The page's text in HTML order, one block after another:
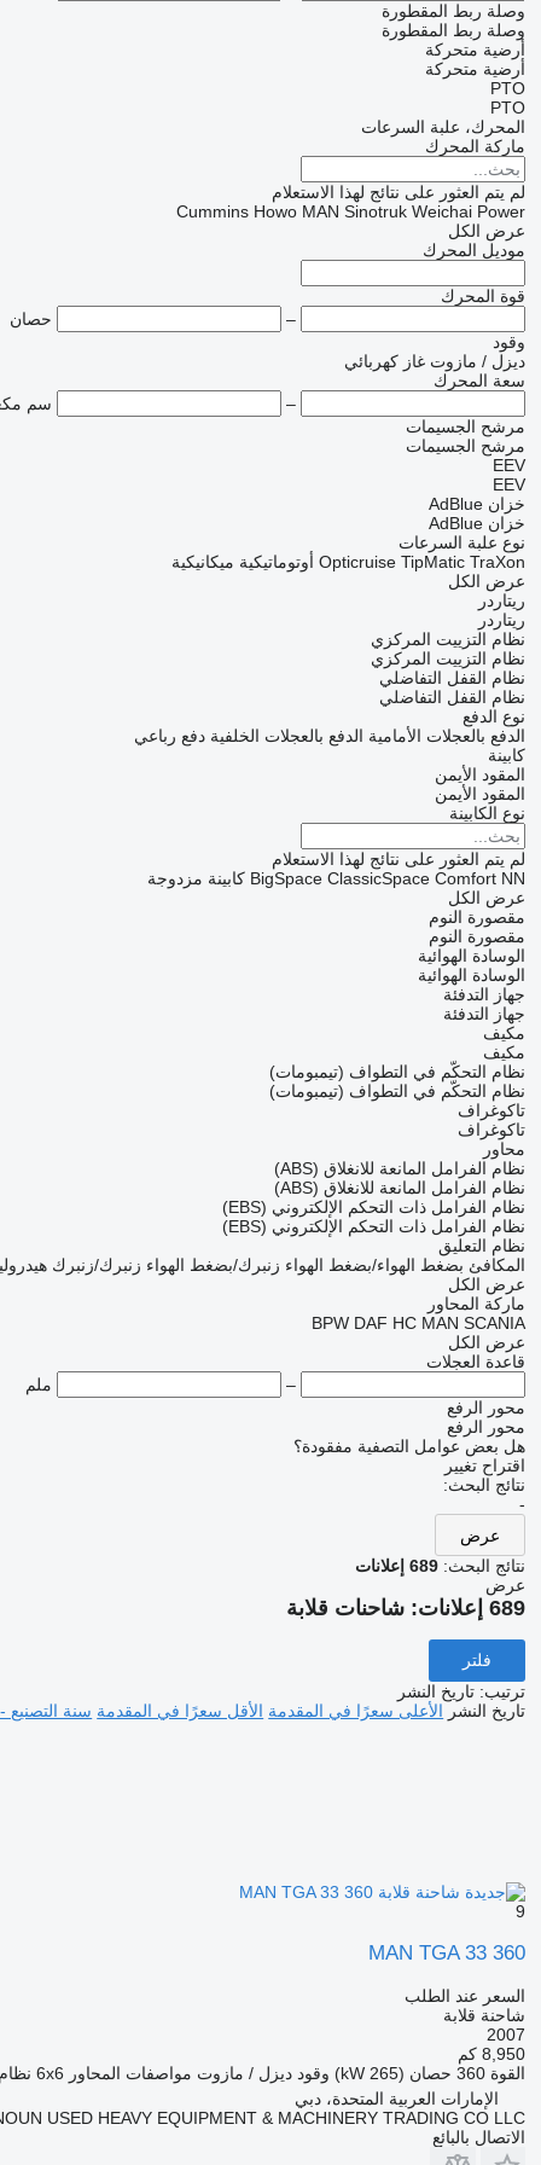
وصلة ربط المقطورة
وصلة ربط المقطورة
أرضية متحركة
أرضية متحركة
PTO
PTO
المحرك، علبة السرعات
ماركة المحرك
لم يتم العثور على نتائج لهذا الاستعلام
Cummins Howo MAN Sinotruk Weichai Power
عرض الكل
موديل المحرك
قوة المحرك
–
حصان
وقود
ديزل / مازوت غاز كهربائي
سعة المحرك
–
سم
مرشح الجسيمات
مرشح الجسيمات
EEV
EEV
خزان AdBlue
خزان AdBlue
نوع علبة السرعات
Opticruise TipMatic TraXon أوتوماتيكية ميكانيكية
عرض الكل
ريتاردر
ريتاردر
نظام التزييت المركزي
نظام التزييت المركزي
نظام القفل التفاضلي
نظام القفل التفاضلي
نوع الدفع
الدفع بالعجلات الأمامية الدفع بالعجلات الخلفية دفع رباعي
كابينة
المقود الأيمن
المقود الأيمن
نوع الكابينة
لم يتم العثور على نتائج لهذا الاستعلام
BigSpace ClassicSpace Comfort NN
كابينة مزدوجة
عرض الكل
مقصورة النوم
مقصورة النوم
الوسادة الهوائية
الوسادة الهوائية
جهاز التدفئة
جهاز التدفئة
مكيف
مكيف
نظام التحكّم في التطواف (تيمبومات)
نظام التحكّم في التطواف (تيمبومات)
تاكوغراف
تاكوغراف
محاور
نظام الفرامل المانعة للانغلاق (ABS)
نظام الفرامل المانعة للانغلاق (ABS)
نظام الفرامل ذات التحكم الإلكتروني (EBS)
نظام الفرامل ذات التحكم الإلكتروني (EBS)
نظام التعليق
المكافئ بضغط الهواء/بضغط الهواء زنبرك/بضغط الهواء زنبرك/زنبرك
عرض الكل
ماركة المحاور
BPW DAF HC MAN SCANIA
عرض الكل
قاعدة العجلات
–
ملم
محور الرفع
محور الرفع
هل بعض عوامل التصفية مفقودة؟
اقتراح تغيير
نتائج البحث:
-
عرض
نتائج البحث: 689 إعلانات
عرض
689 إعلانات: شاحنات قلابة
فلتر
ترتيب: تاريخ النشر
تاريخ النشر الأعلى سعرًا في المقدمة الأقل سعرًا في المقدمة سنة التصنيع
9
MAN TGA 33 360
السعر عند الطلب
شاحنة قلابة
2007
8,950 كم
القوة 360 حصان (265 kW) وقود ديزل / مازوت مواصفات المحاور 6x6
الإمارات العربية المتحدة، دبي
USED HEAVY EQUIPMENT & MACHINERY TRADING CO LLC
الاتصال بالبائع